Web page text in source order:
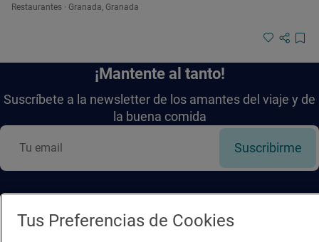
Restaurantes · Granada, Granada
¡Mantente al tanto!
Suscríbete a la newsletter de los amantes del viaje y de
la buena comida
Suscribirme
Tus Preferencias de Cookies